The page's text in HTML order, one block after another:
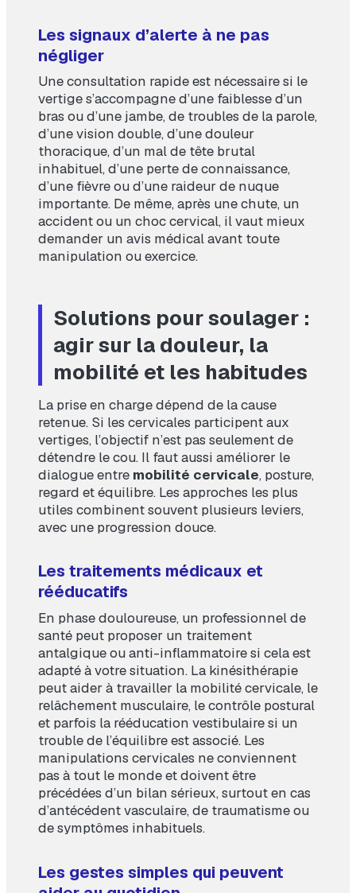
Les signaux d’alerte à ne pas
négliger
Une consultation rapide est nécessaire si le
vertige s’accompagne d’une faiblesse d’un
bras ou d’une jambe, de troubles de la parole,
d’une vision double, d’une douleur
thoracique, d’un mal de tête brutal
inhabituel, d’une perte de connaissance,
d’une fièvre ou d’une raideur de nuque
importante. De même, après une chute, un
accident ou un choc cervical, il vaut mieux
demander un avis médical avant toute
manipulation ou exercice.
Solutions pour soulager :
agir sur la douleur, la
mobilité et les habitudes
La prise en charge dépend de la cause
retenue. Si les cervicales participent aux
vertiges, l’objectif n’est pas seulement de
détendre le cou. Il faut aussi améliorer le
dialogue entre mobilité cervicale, posture,
regard et équilibre. Les approches les plus
utiles combinent souvent plusieurs leviers,
avec une progression douce.
Les traitements médicaux et
rééducatifs
En phase douloureuse, un professionnel de
santé peut proposer un traitement
antalgique ou anti-inflammatoire si cela est
adapté à votre situation. La kinésithérapie
peut aider à travailler la mobilité cervicale, le
relâchement musculaire, le contrôle postural
et parfois la rééducation vestibulaire si un
trouble de l’équilibre est associé. Les
manipulations cervicales ne conviennent
pas à tout le monde et doivent être
précédées d’un bilan sérieux, surtout en cas
d’antécédent vasculaire, de traumatisme ou
de symptômes inhabituels.
Les gestes simples qui peuvent